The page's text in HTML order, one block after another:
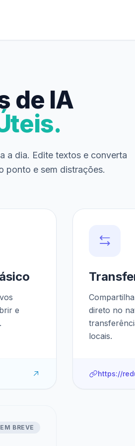
de IA
a dia. Edite textos e converta
ponto e sem distrações.
e
direto no
locais.
https://
EM BREVE